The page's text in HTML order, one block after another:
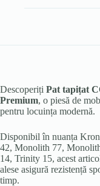
Descoperiți Pat tapițat
Premium, o piesă de
pentru locuința modernă.
Disponibil în nuanța
42, Monolith 77,
14, Trinity 15, acest
alese asigură rezistență
timp.